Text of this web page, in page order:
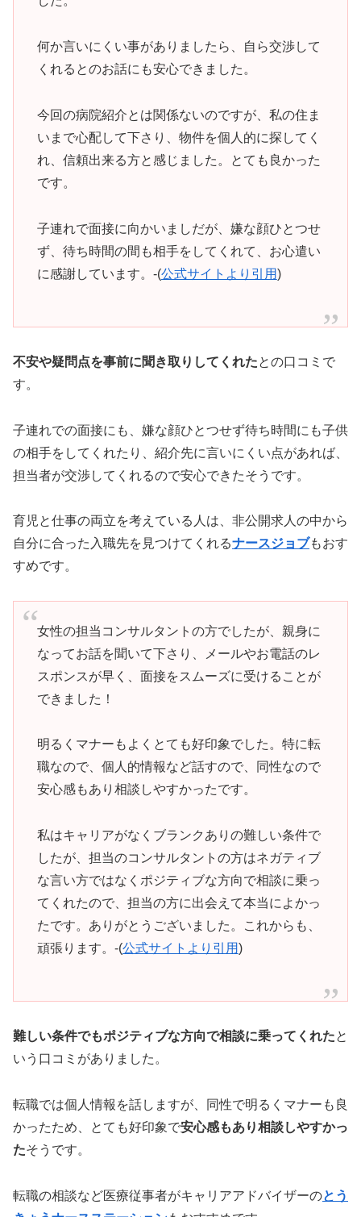
何か言いにくい事がありましたら、自ら交渉して
くれるとのお話にも安心できました。
今回の病院紹介とは関係ないのですが、私の住ま
いまで心配して下さり、物件を個人的に探してく
れ、信頼出来る方と感じました。とても良かった
です。
子連れで面接に向かいましだが、嫌な顔ひとつせ
ず、待ち時間の間も相手をしてくれて、お心遣い
に感謝しています。-(公式サイトより引用)
不安や疑問点を事前に聞き取りしてくれたとの口コミで
す。
子連れでの面接にも、嫌な顔ひとつせず待ち時間にも子供
の相手をしてくれたり、紹介先に言いにくい点があれば、
担当者が交渉してくれるので安心できたそうです。
育児と仕事の両立を考えている人は、非公開求人の中から
自分に合った入職先を見つけてくれるナースジョブもおす
すめです。
女性の担当コンサルタントの方でしたが、親身に
なってお話を聞いて下さり、メールやお電話のレ
スポンスが早く、面接をスムーズに受けることが
できました！
明るくマナーもよくとても好印象でした。特に転
職なので、個人的情報など話すので、同性なので
安心感もあり相談しやすかったです。
私はキャリアがなくブランクありの難しい条件で
したが、担当のコンサルタントの方はネガティブ
な言い方ではなくポジティブな方向で相談に乗っ
てくれたので、担当の方に出会えて本当によかっ
たです。ありがとうございました。これからも、
頑張ります。-(公式サイトより引用)
難しい条件でもポジティブな方向で相談に乗ってくれたと
いう口コミがありました。
転職では個人情報を話しますが、同性で明るくマナーも良
かったため、とても好印象で安心感もあり相談しやすかっ
たそうです。
転職の相談など医療従事者がキャリアアドバイザーのとう